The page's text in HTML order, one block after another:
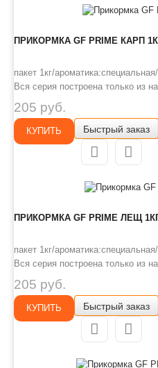
ПРИКОРМКА GF PRIME КАРП
пакет 1кг/
Вся серия построена только из
получаются воздушными, с
способностью, отлично
со сложной структурой. Для
органич..
205 руб.
КУПИТЬ Быстрый заказ
ПРИКОРМКА GF PRIME ЛЕЩ
пакет 1кг/
Вся серия построена только из
получаются воздушными, с
способностью, отлично
со сложной структурой. Для
органич..
205 руб.
КУПИТЬ Быстрый заказ